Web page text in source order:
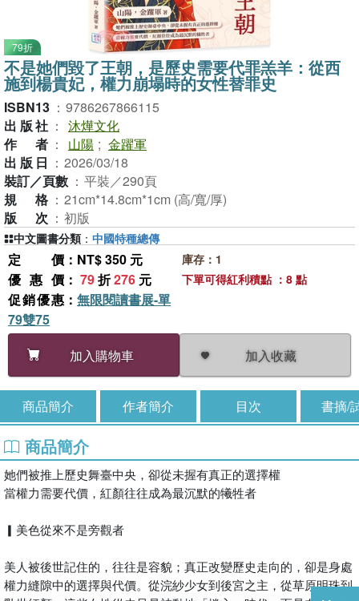
79折
不是她們毀了王朝，是歷史需要代罪羔羊：從西
施到楊貴妃，權力崩塌時的女性替罪史
ISBN13 ： 9786267866115
出版社 ： 沐燁文化
作者 ： 山陽 ; 金躍軍
出版日 ： 2026/03/18
裝訂／頁數 ： 平裝／290頁
規格 ： 21cm*14.8cm*1cm (高/寬/厚)
版次 ： 初版
定價 ：NT$ 350 元
優惠價 ： 79折276 元
促銷優惠 ： 無限閱讀書展-單
79雙75
加入購物車
加入收藏
庫存：1
下單可得紅利積點 ：8 點
中文圖書分類 ： 中國特種總傳
商品簡介 作者簡介 目次 書摘/
商品簡介
她們被推上歷史舞臺中央，卻從未握有真正的選擇權
當權力需要代價，紅顏往往成為最沉默的犧牲者
▎美色從來不是旁觀者
美人被後世記住的，往往是容貌；真正改變歷史走向的，卻是身處
權力縫隙中的選擇與代價。從浣紗少女到後宮之主，從草原明珠到